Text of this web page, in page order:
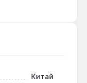
розміру. Вона
Китай